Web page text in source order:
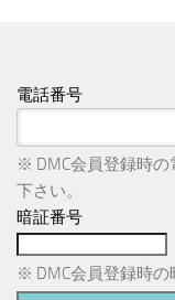
電話番号
※ DMC会員登録時
下さい。
暗証番号
※ DMC会員登録時の